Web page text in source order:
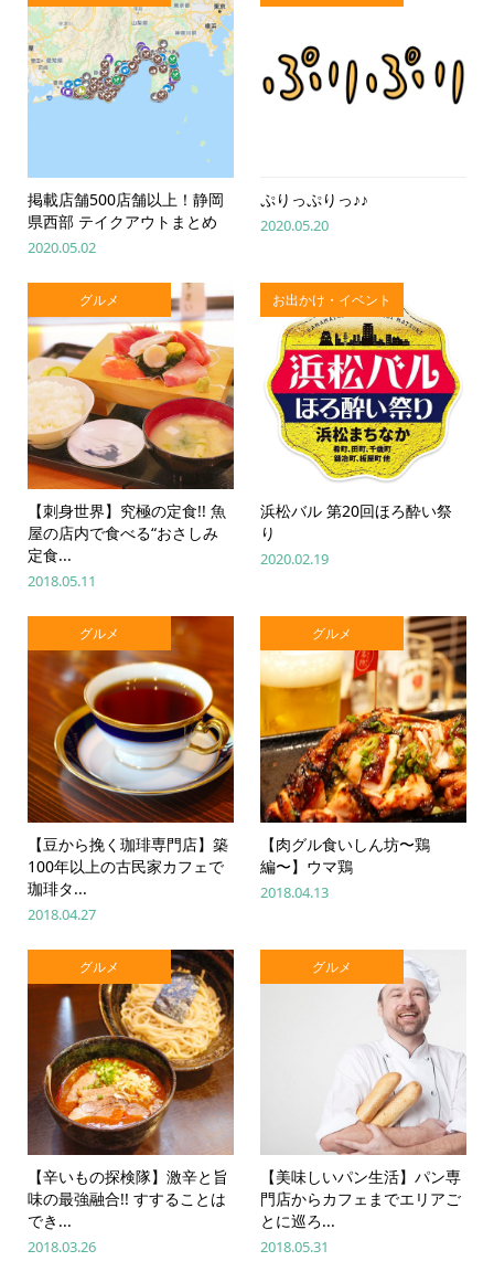
掲載店舗500店舗以上！静岡
県西部 テイクアウトまとめ
2020.05.02
ぷりっぷりっ♪♪
2020.05.20
グルメ
【刺身世界】究極の定食!! 魚
屋の店内で食べる“おさしみ
定食...
2018.05.11
お出かけ・イベント
浜松バル 第20回ほろ酔い祭
り
2020.02.19
グルメ
【豆から挽く珈琲専門店】築
100年以上の古民家カフェで
珈琲タ...
2018.04.27
グルメ
【肉グル食いしん坊〜鶏
編〜】ウマ鶏
2018.04.13
グルメ
【辛いもの探検隊】激辛と旨
味の最強融合!! すすることは
でき...
2018.03.26
グルメ
【美味しいパン生活】パン専
門店からカフェまでエリアご
とに巡ろ...
2018.05.31